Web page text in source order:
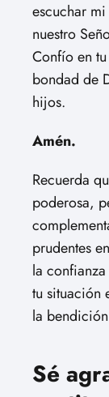
escuchar
nuestro
Confío en
bondad de
hijos.
Amén.
Recuerda
poderosa,
prudentes
la
tu situación
la
Sé